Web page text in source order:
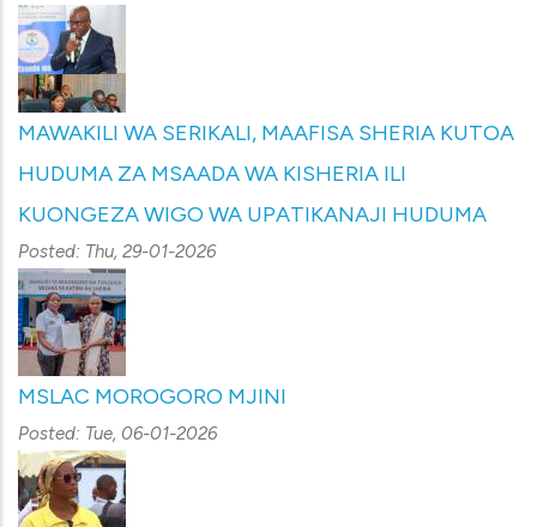
MAWAKILI WA SERIKALI, MAAFISA SHERIA KUTOA
HUDUMA ZA MSAADA WA KISHERIA ILI
KUONGEZA WIGO WA UPATIKANAJI HUDUMA
Posted: Thu, 29-01-2026
MSLAC MOROGORO MJINI
Posted: Tue, 06-01-2026